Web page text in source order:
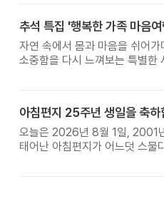
추석 특집 '행복한 가족 마음
자연 속에서 몸과 마음을 쉬어가
소중함을 다시 느껴보는 특별한
아침편지 25주년 생일을 축하
오늘은 2026년 8월 1일, 2001
태어난 아침편지가 어느덧 스물